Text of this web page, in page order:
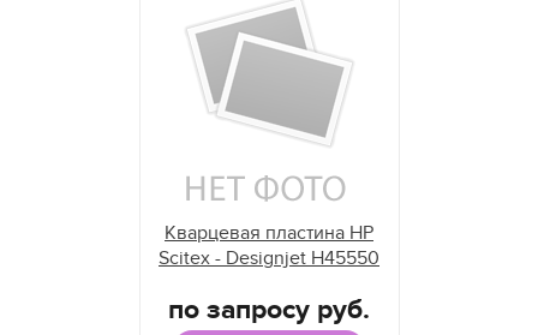
Кварцевая пластина HP
Scitex - Designjet H45550
по запросу руб.